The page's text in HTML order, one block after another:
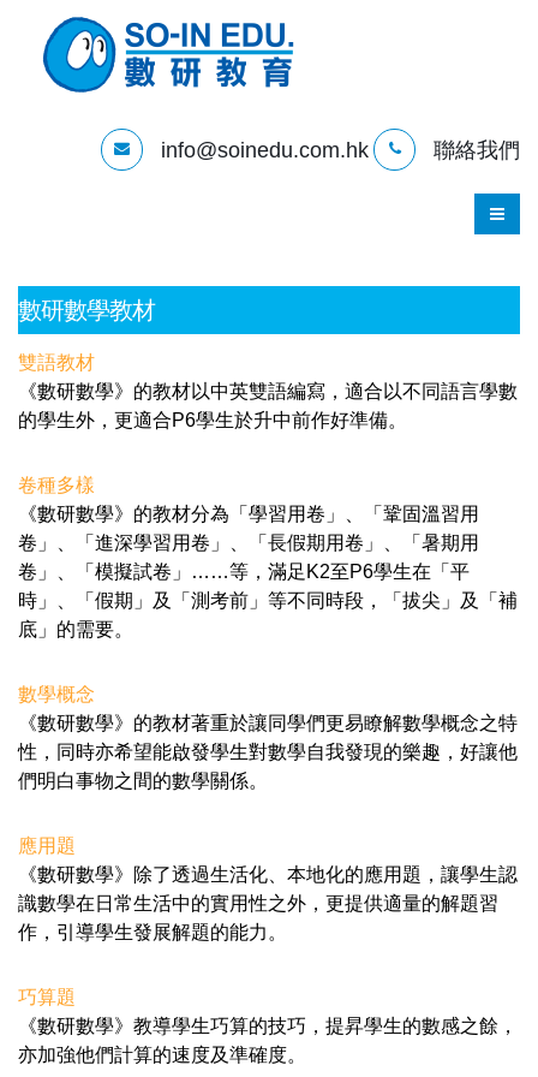
info@soinedu.com.hk 聯絡我們
數研數學教材
雙語教材
《數研數學》的教材以中英雙語編寫，適合以不同語言學數
的學生外，更適合P6學生於升中前作好準備。
卷種多樣
《數研數學》的教材分為「學習用卷」、「鞏固溫習用
卷」、「進深學習用卷」、「長假期用卷」、「暑期用
卷」、「模擬試卷」……等，滿足K2至P6學生在「平
時」、「假期」及「測考前」等不同時段，「拔尖」及「補
底」的需要。
數學概念
《數研數學》的教材著重於讓同學們更易瞭解數學概念之特
性，同時亦希望能啟發學生對數學自我發現的樂趣，好讓他
們明白事物之間的數學關係。
應用題
《數研數學》除了透過生活化、本地化的應用題，讓學生認
識數學在日常生活中的實用性之外，更提供適量的解題習
作，引導學生發展解題的能力。
巧算題
《數研數學》教導學生巧算的技巧，提昇學生的數感之餘，
亦加強他們計算的速度及準確度。